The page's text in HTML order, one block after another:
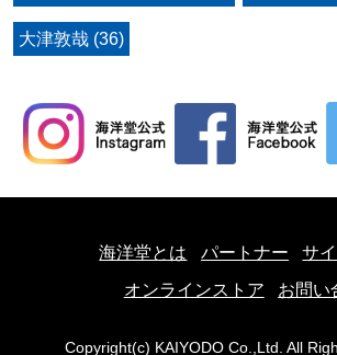
大津敦哉 (36)
海洋堂とは パートナー
サ
オンラインストア
お問い
Copyright(c) KAIYODO Co.,Ltd. All